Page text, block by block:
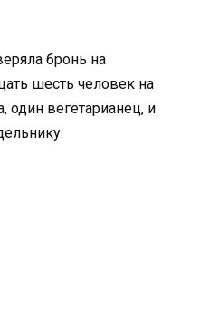
бронь на
шесть человек на
один вегетарианец, и